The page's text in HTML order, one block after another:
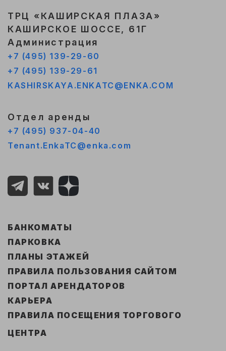
ТРЦ «КАШИРСКАЯ ПЛАЗА»
КАШИРСКОЕ ШОССЕ, 61Г
Администрация
+7 (495) 139-29-60
+7 (495) 139-29-61
KASHIRSKAYA.ENKATC@ENKA.COM
Отдел аренды
+7 (495) 937-04-40
Tenant.EnkaTC@enka.com
БАНКОМАТЫ
ПАРКОВКА
ПЛАНЫ ЭТАЖЕЙ
ПРАВИЛА ПОЛЬЗОВАНИЯ САЙТОМ
ПОРТАЛ АРЕНДАТОРОВ
КАРЬЕРА
ПРАВИЛА ПОСЕЩЕНИЯ ТОРГОВОГО
ЦЕНТРА